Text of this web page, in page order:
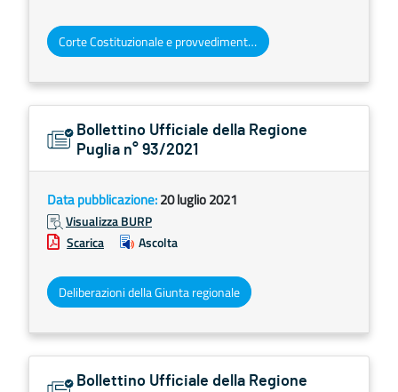
Corte Costituzionale e provvedimenti organi giurisdizionali
Bollettino Ufficiale della Regione
Puglia n° 93/2021
Data pubblicazione:20 luglio 2021
Visualizza BURP
Scarica
Ascolta
Deliberazioni della Giunta regionale
Bollettino Ufficiale della Regione